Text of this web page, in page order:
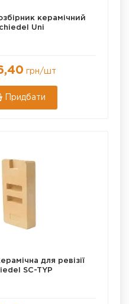
керамічний
Uni
грн/шт
Придбати
для ревізії
SC-TYP